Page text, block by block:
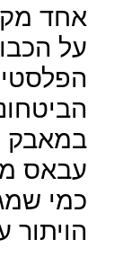
אחד
על
במאבק
עבאס
כמי
הויתור